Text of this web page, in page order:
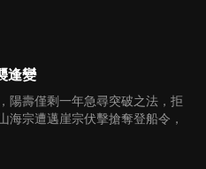
逢變
陽壽僅剩一年急尋突破之法，拒
海宗遭邁崖宗伏擊搶奪登船令，